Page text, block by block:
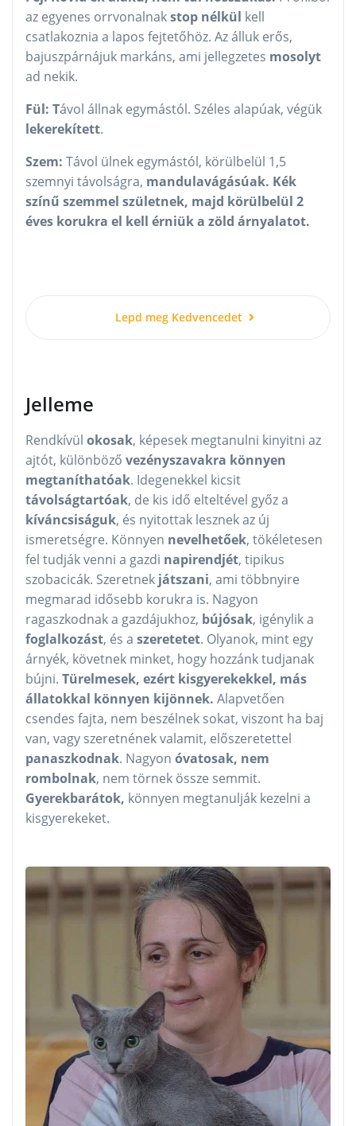
az egyenes orrvonalnakstop nélkül kell
csatlakoznia a lapos fejtetőhöz. Az álluk erős,
bajuszpárnájuk markáns, ami jellegzetes mosolyt
ad nekik.
Fül: Távol állnak egymástól. Széles alapúak, végük
lekerekített.
Szem: Távol ülnek egymástól, körülbelül 1,5
szemnyi távolságra, mandulavágásúak. Kék
színű szemmel születnek, majd körülbelül 2
éves korukra el kell érniük a zöld árnyalatot.
Lepd meg Kedvencedet
Jelleme
Rendkívül okosak, képesek megtanulni kinyitni az
ajtót, különböző vezényszavakra könnyen
megtaníthatóak. Idegenekkel kicsit
távolságtartóak, de kis idő elteltével győz a
kíváncsiságuk, és nyitottak lesznek az új
ismeretségre. Könnyen nevelhetőek, tökéletesen
fel tudják venni a gazdi napirendjét, tipikus
szobacicák. Szeretnek játszani, ami többnyire
megmarad idősebb korukra is. Nagyon
ragaszkodnak a gazdájukhoz, bújósak, igénylik a
foglalkozást, és a szeretetet. Olyanok, mint egy
árnyék, követnek minket, hogy hozzánk tudjanak
bújni. Türelmesek, ezért kisgyerekekkel, más
állatokkal könnyen kijönnek. Alapvetően
csendes fajta, nem beszélnek sokat, viszont ha baj
van, vagy szeretnének valamit, előszeretettel
panaszkodnak. Nagyon óvatosak, nem
rombolnak, nem törnek össze semmit.
Gyerekbarátok, könnyen megtanulják kezelni a
kisgyerekeket.